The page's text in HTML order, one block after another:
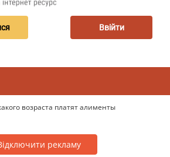
Ввійти
возраста платят алименты
рекламу